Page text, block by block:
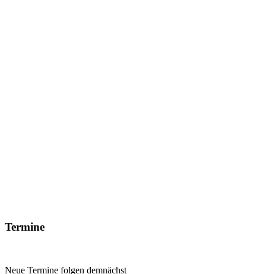
Termine
Neue Termine folgen demnächst